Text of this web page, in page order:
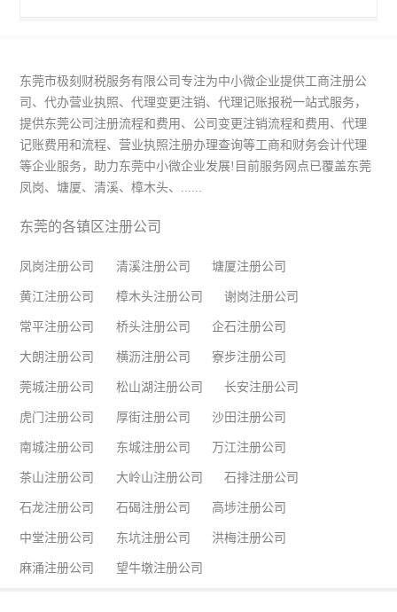
东莞市极刻财税服务有限公司专注为中小微企业提供工商注册公
司、代办营业执照、代理变更注销、代理记账报税一站式服务，
提供东莞公司注册流程和费用、公司变更注销流程和费用、代理
记账费用和流程、营业执照注册办理查询等工商和财务会计代理
等企业服务，助力东莞中小微企业发展!目前服务网点已覆盖东莞
凤岗、塘厦、清溪、樟木头、......
东莞的各镇区注册公司
凤岗注册公司 清溪注册公司 塘厦注册公司
黄江注册公司 樟木头注册公司 谢岗注册公司
常平注册公司 桥头注册公司 企石注册公司
大朗注册公司 横沥注册公司 寮步注册公司
莞城注册公司 松山湖注册公司 长安注册公司
虎门注册公司 厚街注册公司 沙田注册公司
南城注册公司 东城注册公司 万江注册公司
茶山注册公司 大岭山注册公司 石排注册公司
石龙注册公司 石碣注册公司 高埗注册公司
中堂注册公司 东坑注册公司 洪梅注册公司
麻涌注册公司 望牛墩注册公司